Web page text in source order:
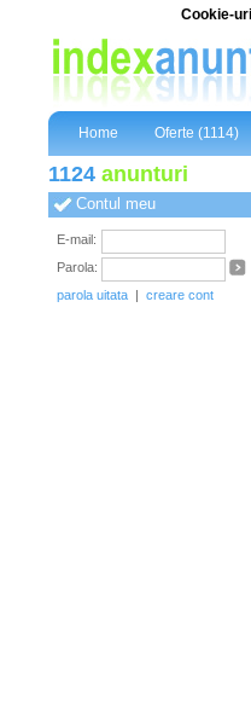
Cookie-
Home Oferte (1114)
1124 anunturi
Contul meu
E-mail:
Parola:
parola uitata | creare cont